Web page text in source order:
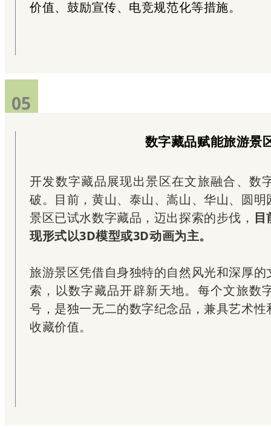
价值、鼓励宣传、电竞规范化等措施。
05
数字藏品赋能旅游景
开发数字藏品展现出景区在文旅融合、数
破。目前，黄山、泰山、嵩山、华山、圆
景区已试水数字藏品，迈出探索的步伐，
现形式以3D模型或3D动画为主。
旅游景区凭借自身独特的自然风光和深厚
索，以数字藏品开辟新天地。每个文旅数
号，是独一无二的数字纪念品，兼具艺术
收藏价值。